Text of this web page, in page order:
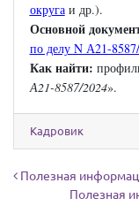
округаи др.).
Основной
по делу N А21-
Как найти:
А21-8587/2024».
Кадровик
Навигация
Полезная
Полезная